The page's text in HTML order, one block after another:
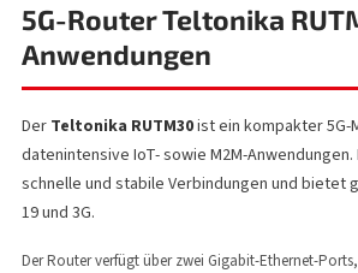
5G-Router Teltonika
Anwendungen
Der Teltonika RUTM30ist ein kompakter
datenintensive IoT- sowie M2M-
schnelle und stabile Verbindungen und bietet
19 und 3G.
Der Router verfügt über zwei Gigabit-Ethernet-